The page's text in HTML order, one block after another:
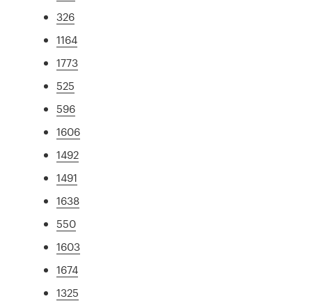
326
1164
1773
525
596
1606
1492
1491
1638
550
1603
1674
1325